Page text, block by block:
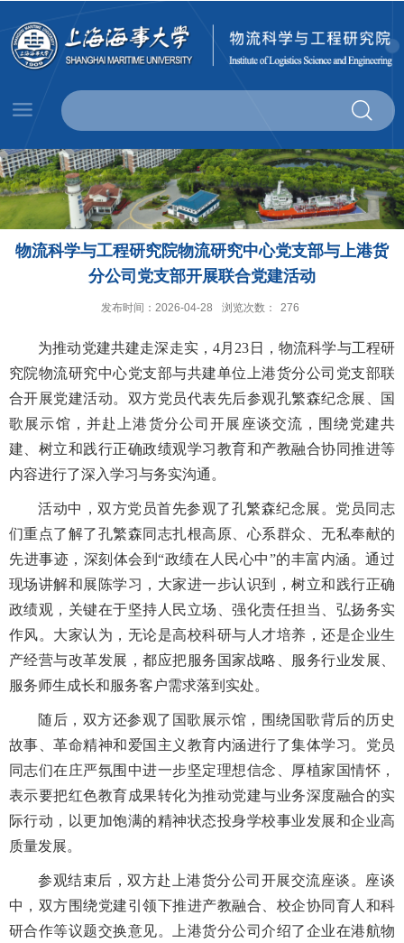
物流科学与工程研究院物流研究中心党支部与上港货
分公司党支部开展联合党建活动
发布时间：2026-04-28 浏览次数： 276
为推动党建共建走深走实， 4月 23 日，物流科学与工程研
究院物流研究中心党支部与共建单位 上港货分公司党支部联
合开展党建活动。双方党员代表先后参观孔繁森纪念展、国
歌展示馆，并赴上港货分公司开展座谈交流，围绕党建共
建、 树立和践行正确政绩观学习教育和产教融合协同推进等
内容进行了深入学习与务实沟通。
活动中，双方党员首先参观了孔繁森纪念展。党员同志
们重点了解了孔繁森同志扎根高原、心系群众、无私奉献的
先进事迹，深刻体会到“政绩在人民心中”的丰富内涵。通过
现场讲解和展陈学习，大家进一步认识到，树立和践行正确
政绩观，关键在于坚持人民立场、强化责任担当、弘扬务实
作风。大家认为，无论是高校科研与人才培养，还是企业生
产经营与改革发展，都应把服务国家战略、服务行业发展、
服务师生成长和服务客户需求落到实处。
随后，双方还参观了国歌展示馆，围绕国歌背后的历史
故事、革命精神和爱国主义教育内涵进行了集体学习。党员
同志们在庄严氛围中进一步坚定理想信念、厚植家国情怀，
表示要把红色教育成果转化为推动党建与业务深度融合的实
际行动，以更加饱满的精神状态投身学校事业发展和企业高
质量发展。
参观结束后，双方赴上港货分公司开展交流座谈。座谈
中，双方围绕党建引领下推进产教融合、校企协同育人和科
研合作等议题交换意见。上港货分公司介绍了企业在港航物